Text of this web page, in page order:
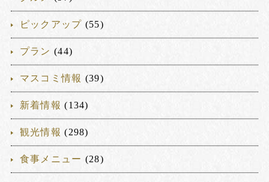
ピックアップ (55)
プラン (44)
マスコミ情報 (39)
新着情報 (134)
観光情報 (298)
食事メニュー (28)